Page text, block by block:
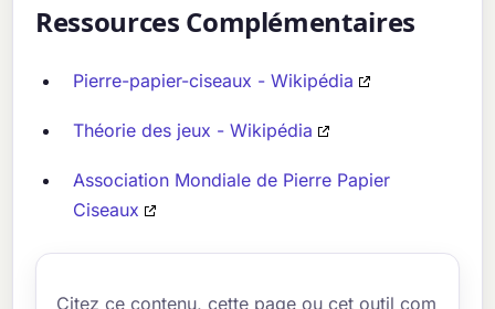
Ressources Complémentaires
Pierre-papier-ciseaux - Wikipédia
Théorie des jeux - Wikipédia
Association Mondiale de Pierre Papier
Ciseaux
Citez ce contenu, cette page ou cet outil com